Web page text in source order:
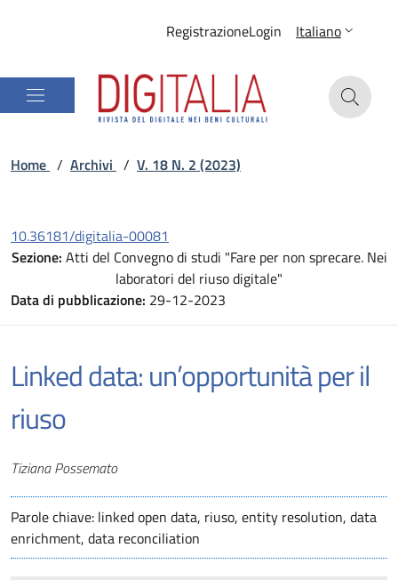
RegistrazioneLogin Italiano
Home / Archivi / V. 18 N. 2 (2023)
10.36181/digitalia-00081
Sezione: Atti del Convegno di studi "Fare per non sprecare. Nei
laboratori del riuso digitale"
Data di pubblicazione: 29-12-2023
Linked data: un’opportunità per il
riuso
Autori
Tiziana Possemato
Parole chiave: linked open data, riuso, entity resolution, data
enrichment, data reconciliation